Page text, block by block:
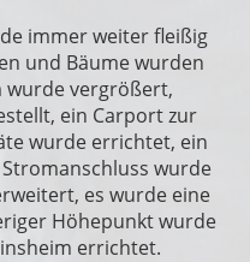
immer weiter fleißig
und Bäume wurden
wurde vergrößert,
ein Carport zur
wurde errichtet, ein
wurde
es wurde eine
Höhepunkt wurde
errichtet.